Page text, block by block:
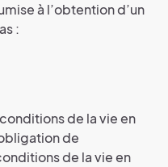
à l’obtention d’un
:
de la vie en
de
de la vie en